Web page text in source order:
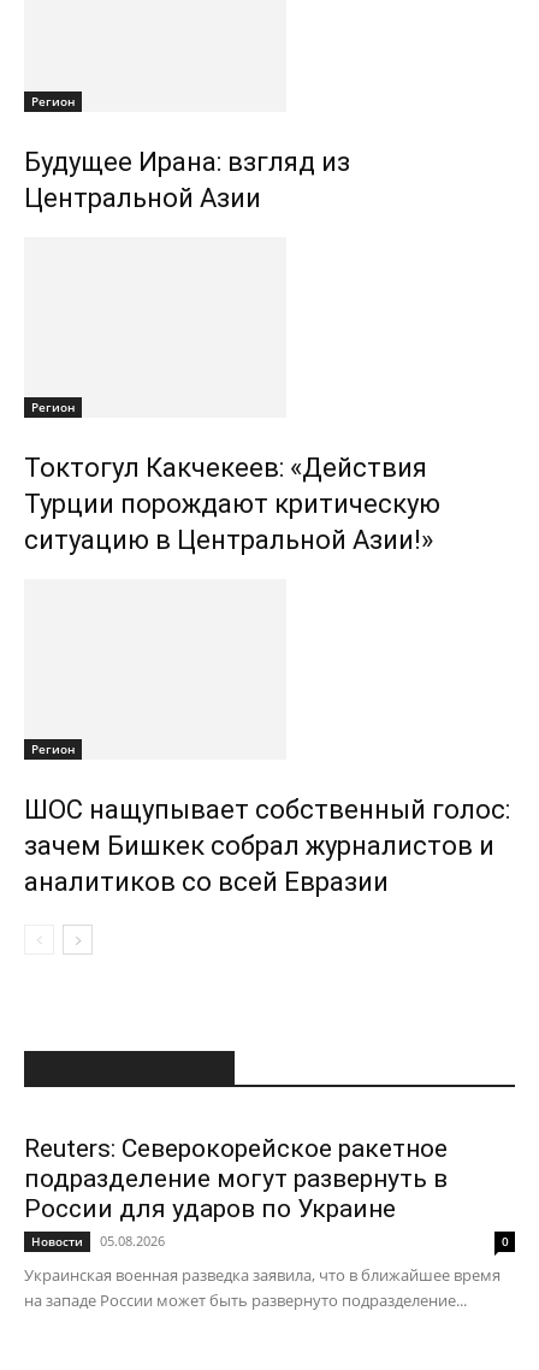
Регион
Будущее Ирана: взгляд из
Центральной Азии
Регион
Токтогул Какчекеев: «Действия
Турции порождают критическую
ситуацию в Центральной Азии!»
Регион
ШОС нащупывает собственный голос:
зачем Бишкек собрал журналистов и
аналитиков со всей Евразии
Reuters: Северокорейское ракетное
подразделение могут развернуть в
России для ударов по Украине
Новости 05.08.2026 0
Украинская военная разведка заявила, что в ближайшее время
на западе России может быть развернуто подразделение...